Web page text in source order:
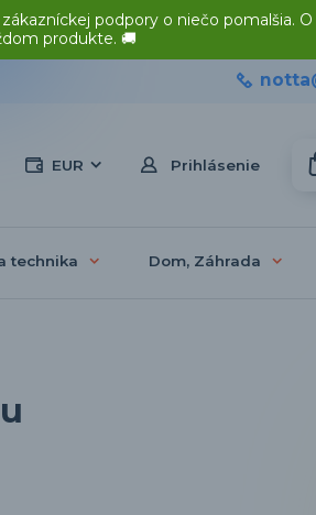
podpory o niečo pomalšia.
produkte. 🚚
EUR Prihlásenie
technika Dom, Záhrada